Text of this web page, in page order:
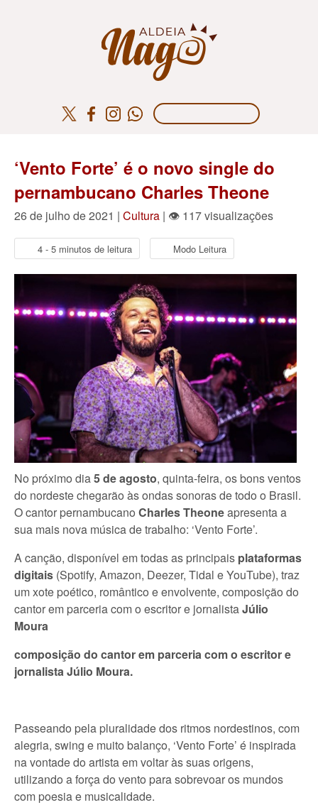
‘Vento Forte’ é o novo single do
pernambucano Charles Theone
26 de julho de 2021 | Cultura | 👁 117 visualizações
4 - 5 minutos de leitura Modo Leitura
No próximo dia5 de agosto, quinta-feira, os bons ventos
do nordeste chegarão às ondas sonoras de todo o Brasil.
O cantor pernambucano Charles Theoneapresenta a
sua mais nova música de trabalho: ‘Vento Forte’.
A canção, disponível em todas as principais plataformas
digitais (Spotify, Amazon, Deezer, Tidal e YouTube), traz
um xote poético, romântico e envolvente, composição do
cantor em parceria com o escritor e jornalistaJúlio
Moura
composição do cantor em parceria com o escritor e
jornalista Júlio Moura.
Passeando pela pluralidade dos ritmos nordestinos, com
alegria, swing e muito balanço, ‘Vento Forte’ é inspirada
na vontade do artista em voltar às suas origens,
utilizando a força do vento para sobrevoar os mundos
com poesia e musicalidade.